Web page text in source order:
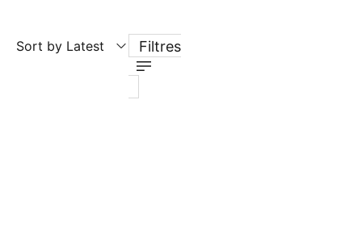
Sort by Latest Filtres